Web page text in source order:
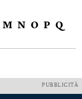
M N O P Q
PUBBLICITÀ